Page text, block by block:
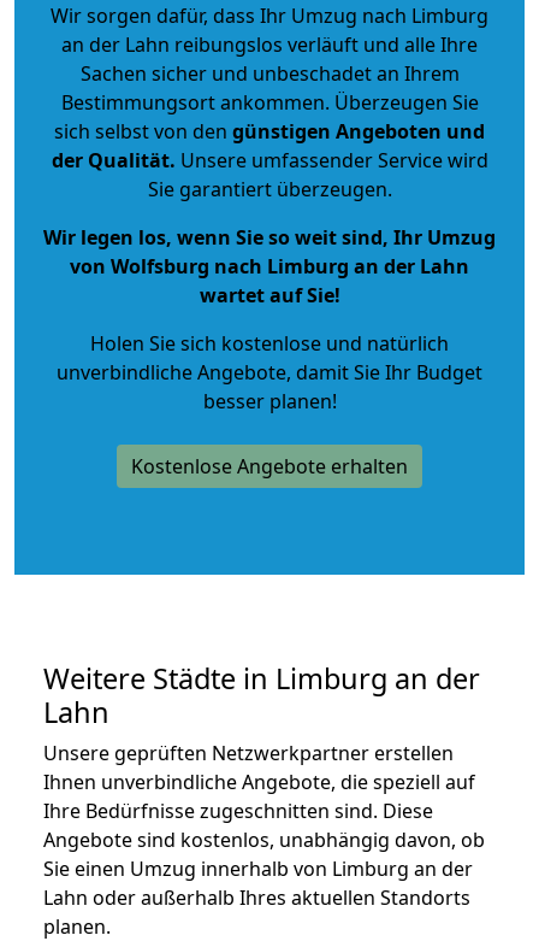
Wir sorgen dafür, dass Ihr Umzug nach Limburg
an der Lahn reibungslos verläuft und alle Ihre
Sachen sicher und unbeschadet an Ihrem
Bestimmungsort ankommen. Überzeugen Sie
sich selbst von den günstigen Angeboten und
der Qualität. Unsere umfassender Service wird
Sie garantiert überzeugen.
Wir legen los, wenn Sie so weit sind, Ihr Umzug
von Wolfsburg nach Limburg an der Lahn
wartet auf Sie!
Holen Sie sich kostenlose und natürlich
unverbindliche Angebote, damit Sie Ihr Budget
besser planen!
Kostenlose Angebote erhalten
Weitere Städte in Limburg an der
Lahn
Unsere geprüften Netzwerkpartner erstellen
Ihnen unverbindliche Angebote, die speziell auf
Ihre Bedürfnisse zugeschnitten sind. Diese
Angebote sind kostenlos, unabhängig davon, ob
Sie einen Umzug innerhalb von Limburg an der
Lahn oder außerhalb Ihres aktuellen Standorts
planen.